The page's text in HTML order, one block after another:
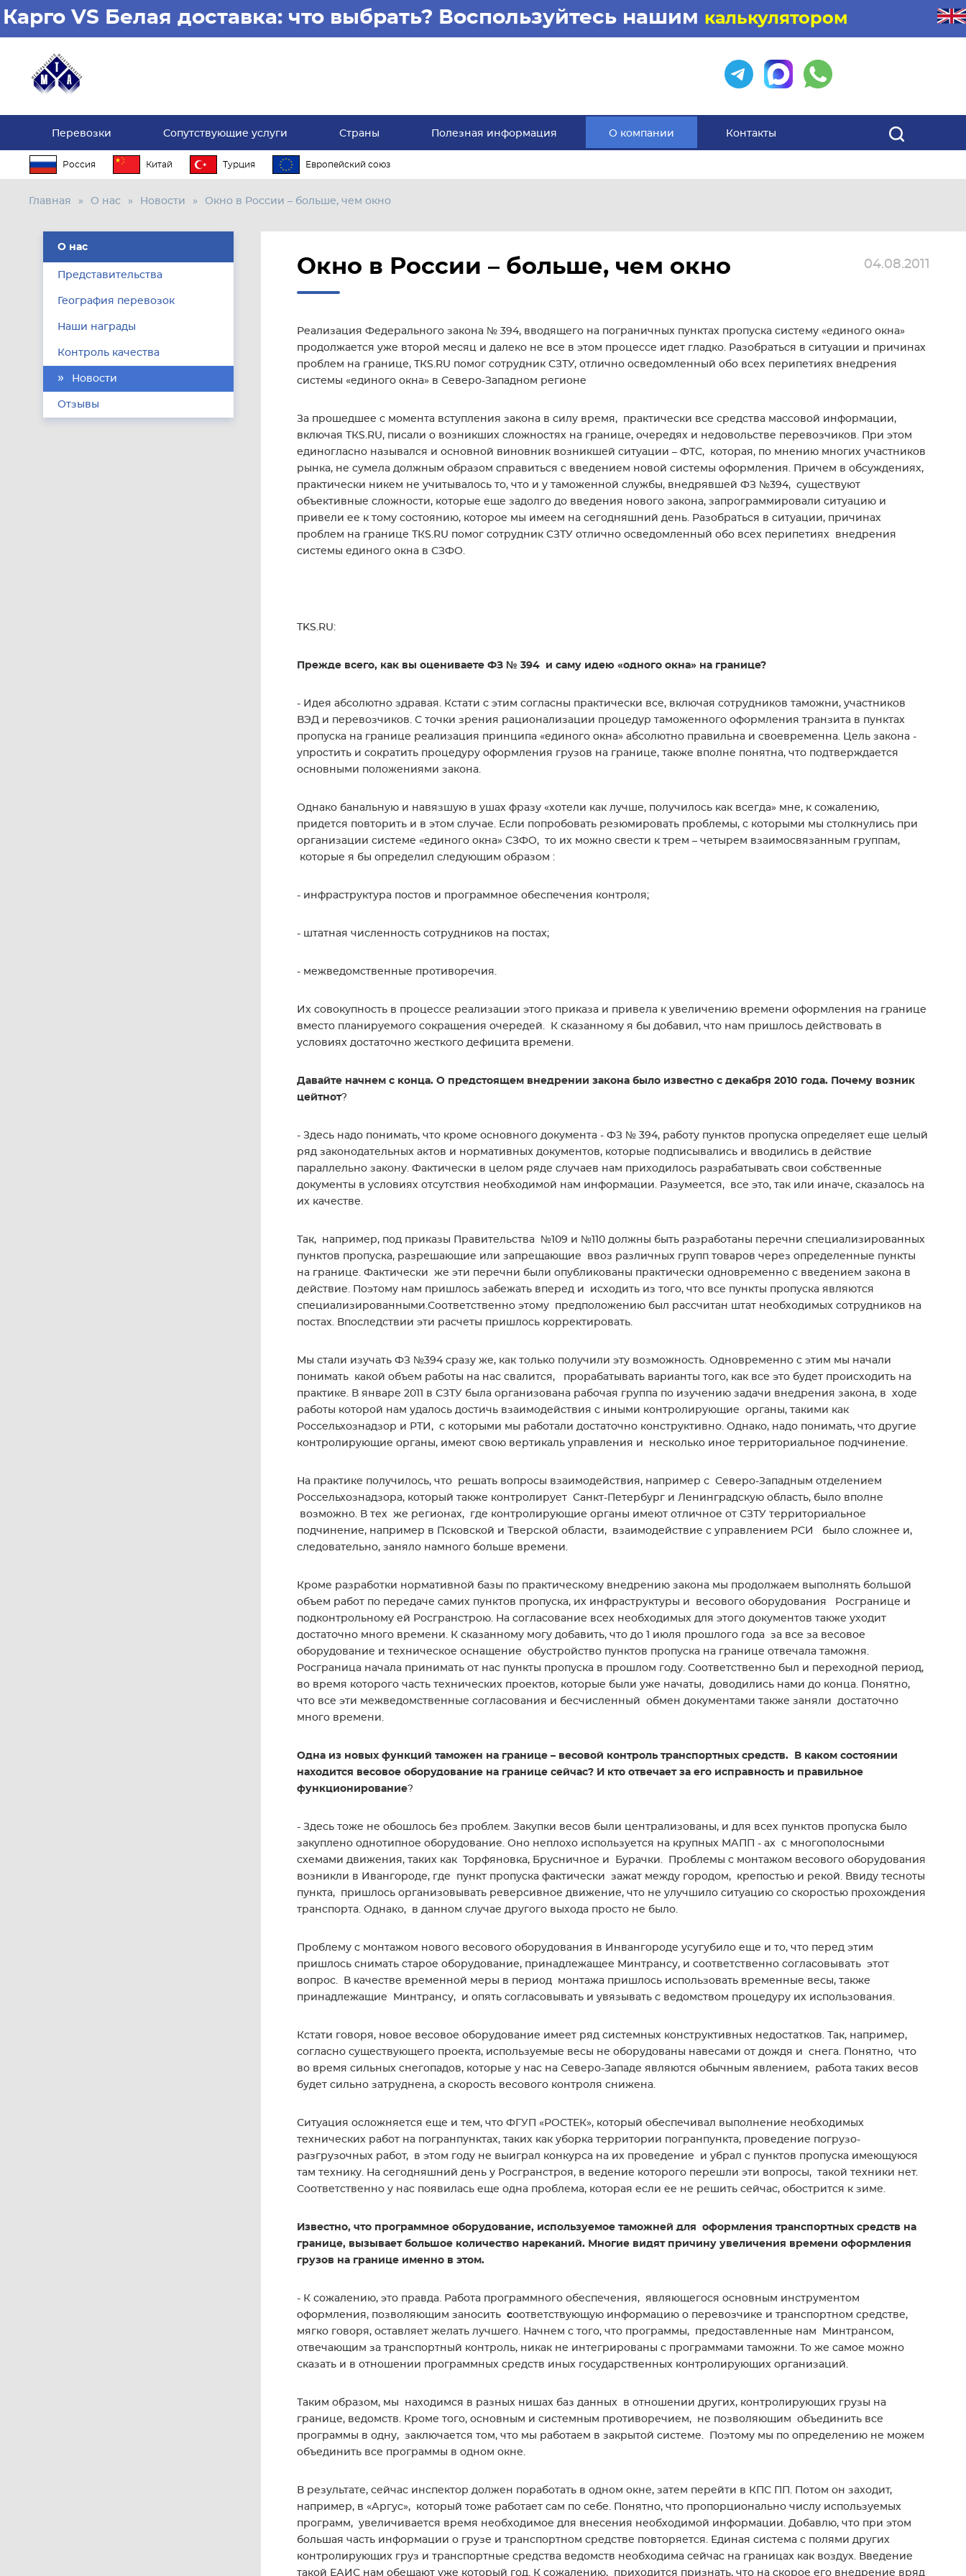
Карго VS Белая доставка: что выбрать? Воспользуйтесь нашим калькулятором
Перевозки Сопутствующие услуги Страны Полезная информация О компании Контакты
Россия Китай Турция Европейский союз
Главная О нас Новости Окно в России – больше, чем окно
О нас
Представительства
География перевозок
Наши награды
Контроль качества
Новости
Отзывы
Окно в России – больше, чем окно 04.08.2011
Реализация Федерального закона № 394, вводящего на пограничных пунктах пропуска систему «единого окна»
продолжается уже второй месяц и далеко не все в этом процессе идет гладко. Разобраться в ситуации и причинах
проблем на границе, ТКS.RU помог сотрудник СЗТУ, отлично осведомленный обо всех перипетиях внедрения
системы «единого окна» в Северо-Западном регионе
За прошедшее с момента вступления закона в силу время, практически все средства массовой информации,
включая ТКS.RU, писали о возникших сложностях на границе, очередях и недовольстве перевозчиков. При этом
единогласно назывался и основной виновник возникшей ситуации – ФТС, которая, по мнению многих участников
рынка, не сумела должным образом справиться с введением новой системы оформления. Причем в обсуждениях,
практически никем не учитывалось то, что и у таможенной службы, внедрявшей ФЗ №394, существуют
объективные сложности, которые еще задолго до введения нового закона, запрограммировали ситуацию и
привели ее к тому состоянию, которое мы имеем на сегодняшний день. Разобраться в ситуации, причинах
проблем на границе ТКS.RU помог сотрудник СЗТУ отлично осведомленный обо всех перипетиях внедрения
системы единого окна в СЗФО.
TKS.RU:
Прежде всего, как вы оцениваете ФЗ № 394 и саму идею «одного окна» на границе?
- Идея абсолютно здравая. Кстати с этим согласны практически все, включая сотрудников таможни, участников
ВЭД и перевозчиков. С точки зрения рационализации процедур таможенного оформления транзита в пунктах
пропуска на границе реализация принципа «единого окна» абсолютно правильна и своевременна. Цель закона -
упростить и сократить процедуру оформления грузов на границе, также вполне понятна, что подтверждается
основными положениями закона.
Однако банальную и навязшую в ушах фразу «хотели как лучше, получилось как всегда» мне, к сожалению,
придется повторить и в этом случае. Если попробовать резюмировать проблемы, с которыми мы столкнулись при
организации системе «единого окна» СЗФО, то их можно свести к трем – четырем взаимосвязанным группам,
которые я бы определил следующим образом :
- инфраструктура постов и программное обеспечения контроля;
- штатная численность сотрудников на постах;
- межведомственные противоречия.
Их совокупность в процессе реализации этого приказа и привела к увеличению времени оформления на границе
вместо планируемого сокращения очередей. К сказанному я бы добавил, что нам пришлось действовать в
условиях достаточно жесткого дефицита времени.
Давайте начнем с конца. О предстоящем внедрении закона было известно с декабря 2010 года. Почему возник
цейтнот?
- Здесь надо понимать, что кроме основного документа - ФЗ № 394, работу пунктов пропуска определяет еще целый
ряд законодательных актов и нормативных документов, которые подписывались и вводились в действие
параллельно закону. Фактически в целом ряде случаев нам приходилось разрабатывать свои собственные
документы в условиях отсутствия необходимой нам информации. Разумеется, все это, так или иначе, сказалось на
их качестве.
Так, например, под приказы Правительства №109 и №110 должны быть разработаны перечни специализированных
пунктов пропуска, разрешающие или запрещающие ввоз различных групп товаров через определенные пункты
на границе. Фактически же эти перечни были опубликованы практически одновременно с введением закона в
действие. Поэтому нам пришлось забежать вперед и исходить из того, что все пункты пропуска являются
специализированными.Соответственно этому предположению был рассчитан штат необходимых сотрудников на
постах. Впоследствии эти расчеты пришлось корректировать.
Мы стали изучать ФЗ №394 сразу же, как только получили эту возможность. Одновременно с этим мы начали
понимать какой объем работы на нас свалится, прорабатывать варианты того, как все это будет происходить на
практике. В январе 2011 в СЗТУ была организована рабочая группа по изучению задачи внедрения закона, в ходе
работы которой нам удалось достичь взаимодействия с иными контролирующие органы, такими как
Россельхознадзор и РТИ, с которыми мы работали достаточно конструктивно. Однако, надо понимать, что другие
контролирующие органы, имеют свою вертикаль управления и несколько иное территориальное подчинение.
На практике получилось, что решать вопросы взаимодействия, например с Северо-Западным отделением
Россельхознадзора, который также контролирует Санкт-Петербург и Ленинградскую область, было вполне
возможно. В тех же регионах, где контролирующие органы имеют отличное от СЗТУ территориальное
подчинение, например в Псковской и Тверской области, взаимодействие с управлением РСИ было сложнее и,
следовательно, заняло намного больше времени.
Кроме разработки нормативной базы по практическому внедрению закона мы продолжаем выполнять большой
объем работ по передаче самих пунктов пропуска, их инфраструктуры и весового оборудования Росгранице и
подконтрольному ей Росгранстрою. На согласование всех необходимых для этого документов также уходит
достаточно много времени. К сказанному могу добавить, что до 1 июля прошлого года за все за весовое
оборудование и техническое оснащение обустройство пунктов пропуска на границе отвечала таможня.
Росграница начала принимать от нас пункты пропуска в прошлом году. Соответственно был и переходной период,
во время которого часть технических проектов, которые были уже начаты, доводились нами до конца. Понятно,
что все эти межведомственные согласования и бесчисленный обмен документами также заняли достаточно
много времени.
Одна из новых функций таможен на границе – весовой контроль транспортных средств. В каком состоянии
находится весовое оборудование на границе сейчас? И кто отвечает за его исправность и правильное
функционирование?
- Здесь тоже не обошлось без проблем. Закупки весов были централизованы, и для всех пунктов пропуска было
закуплено однотипное оборудование. Оно неплохо используется на крупных МАПП - ах с многополосными
схемами движения, таких как Торфяновка, Брусничное и Бурачки. Проблемы с монтажом весового оборудования
возникли в Ивангороде, где пункт пропуска фактически зажат между городом, крепостью и рекой. Ввиду тесноты
пункта, пришлось организовывать реверсивное движение, что не улучшило ситуацию со скоростью прохождения
транспорта. Однако, в данном случае другого выхода просто не было.
Проблему с монтажом нового весового оборудования в Инвангороде усугубило еще и то, что перед этим
пришлось снимать старое оборудование, принадлежащее Минтрансу, и соответственно согласовывать этот
вопрос. В качестве временной меры в период монтажа пришлось использовать временные весы, также
принадлежащие Минтрансу, и опять согласовывать и увязывать с ведомством процедуру их использования.
Кстати говоря, новое весовое оборудование имеет ряд системных конструктивных недостатков. Так, например,
согласно существующего проекта, используемые весы не оборудованы навесами от дождя и снега. Понятно, что
во время сильных снегопадов, которые у нас на Северо-Западе являются обычным явлением, работа таких весов
будет сильно затруднена, а скорость весового контроля снижена.
Ситуация осложняется еще и тем, что ФГУП «РОСТЕК», который обеспечивал выполнение необходимых
технических работ на погранпунктах, таких как уборка территории погранпункта, проведение погрузо-
разгрузочных работ, в этом году не выиграл конкурса на их проведение и убрал с пунктов пропуска имеющуюся
там технику. На сегодняшний день у Росгранстроя, в ведение которого перешли эти вопросы, такой техники нет.
Соответственно у нас появилась еще одна проблема, которая если ее не решить сейчас, обострится к зиме.
Известно, что программное оборудование, используемое таможней для оформления транспортных средств на
границе, вызывает большое количество нареканий. Многие видят причину увеличения времени оформления
грузов на границе именно в этом.
- К сожалению, это правда. Работа программного обеспечения, являющегося основным инструментом
оформления, позволяющим заноситьсоответствующую информацию о перевозчике и транспортном средстве,
мягко говоря, оставляет желать лучшего. Начнем с того, что программы, предоставленные нам Минтрансом,
отвечающим за транспортный контроль, никак не интегрированы с программами таможни. То же самое можно
сказать и в отношении программных средств иных государственных контролирующих организаций.
Таким образом, мы находимся в разных нишах баз данных в отношении других, контролирующих грузы на
границе, ведомств. Кроме того, основным и системным противоречием, не позволяющим объединить все
программы в одну, заключается том, что мы работаем в закрытой системе. Поэтому мы по определению не можем
объединить все программы в одном окне.
В результате, сейчас инспектор должен поработать в одном окне, затем перейти в КПС ПП. Потом он заходит,
например, в «Аргус», который тоже работает сам по себе. Понятно, что пропорционально числу используемых
программ, увеличивается время необходимое для внесения необходимой информации. Добавлю, что при этом
большая часть информации о грузе и транспортном средстве повторяется. Единая система с полями других
контролирующих груз и транспортные средства ведомств необходима сейчас на границах как воздух. Введение
такой ЕАИС нам обещают уже который год. К сожалению, приходится признать, что на скорое его внедрение вряд